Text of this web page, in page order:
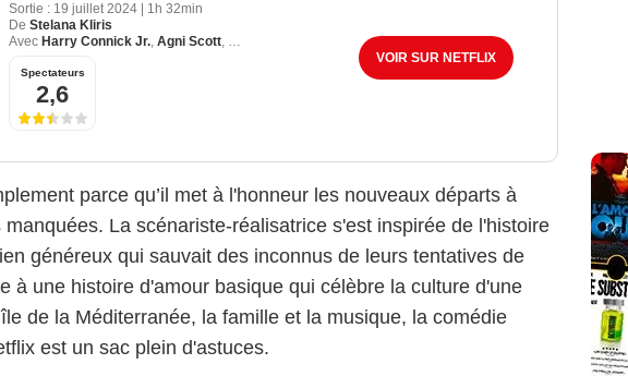
Sortie : 19 juillet 2024
1h 32min
De Stelana Kliris
Avec Harry Connick Jr., Agni Scott, Ali Fumiko Whitney
Spectateurs
2,6
VOIR SUR NETFLIX
parce qu’il met à l'honneur les nouveaux départs à
manquées. La scénariste-réalisatrice s'est inspirée de l'histoire
généreux qui sauvait des inconnus de leurs tentatives de
à une histoire d'amour basique qui célèbre la culture d'une
de la Méditerranée, la famille et la musique, la comédie
est un sac plein d'astuces.